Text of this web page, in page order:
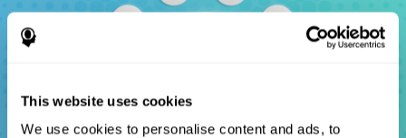
This website uses cookies
We use cookies to personalise content and ads, to